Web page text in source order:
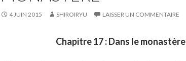
4 JUIN 2015 SHIROIRYU LAISSER UN COMMENTAIRE
Chapitre 17 : Dans le monastère